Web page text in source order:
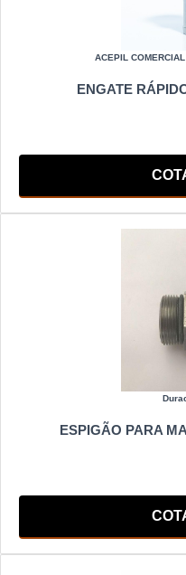
ACEPIL
ENGATE
ESPIGÃO PARA